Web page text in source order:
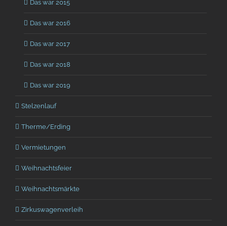
Das war 2015
Das war 2016
Das war 2017
Das war 2018
Das war 2019
Stelzenlauf
Therme/Erding
Vermietungen
Weihnachtsfeier
Weihnachtsmärkte
Zirkuswagenverleih